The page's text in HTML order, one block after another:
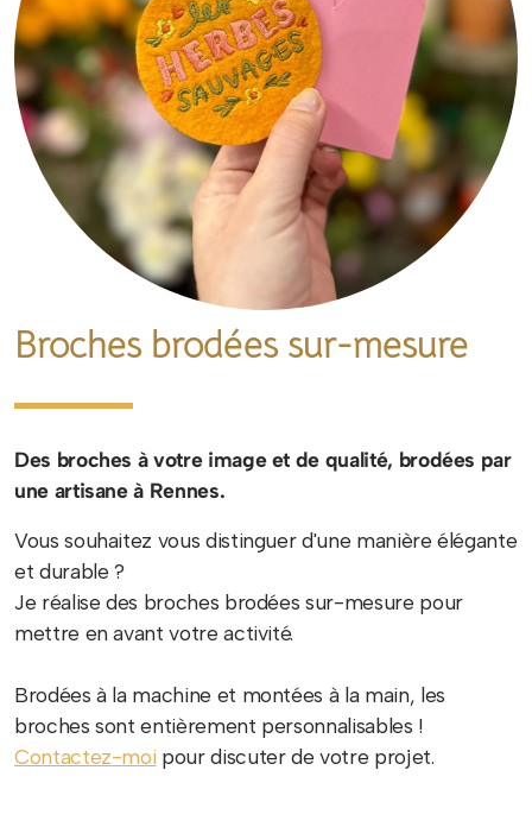
Broches brodées sur-mesure
Des broches à votre image et de qualité, brodées par
une artisane à Rennes.
Vous souhaitez vous distinguer d'une manière élégante
et durable ?
Je réalise des broches brodées sur-mesure pour
mettre en avant votre activité.
Brodées à la machine et montées à la main, les
broches sont entièrement personnalisables !
Contactez-moi pour discuter de votre projet.